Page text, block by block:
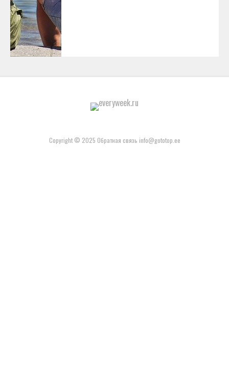
Copyright © 2025 Обратная связь info@gototop.ee